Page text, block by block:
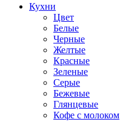
Кухни
Цвет
Белые
Черные
Желтые
Красные
Зеленые
Серые
Бежевые
Глянцевые
Кофе с молоком